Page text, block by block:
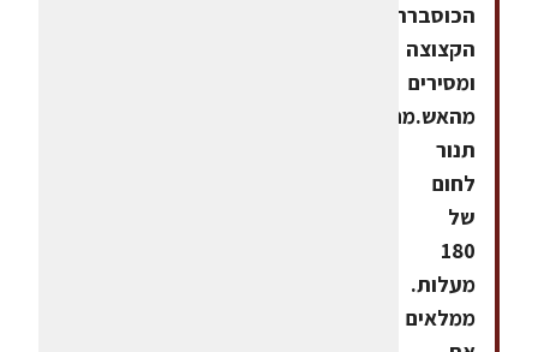
הכוסברה
הקצוצה
ומסירים
מהאש.מחממים
תנור
לחום
של
180
מעלות.
ממלאים